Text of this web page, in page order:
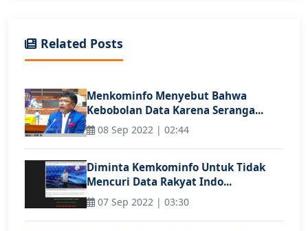
Related Posts
Menkominfo Menyebut Bahwa
Kebobolan Data Karena Seranga...
08 Sep 2022 | 02:44
Diminta Kemkominfo Untuk Tidak
Mencuri Data Rakyat Indo...
07 Sep 2022 | 03:30